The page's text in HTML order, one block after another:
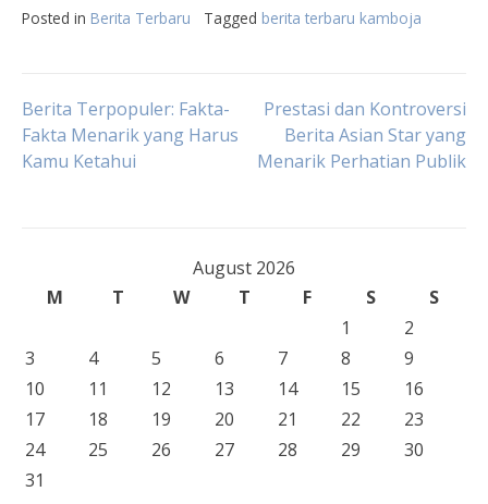
Posted in Berita Terbaru Tagged berita terbaru kamboja
Post
navigation
Berita Terpopuler: Fakta-
Fakta Menarik yang Harus
Kamu Ketahui
Prestasi dan Kontroversi
Berita Asian Star yang
Menarik Perhatian Publik
August 2026
M
T W T F S
S
1
2
3
4 5 6 7 8
9
10
11 12 13 14 15
16
17
18 19 20 21 22
23
24
25 26 27 28 29
30
31